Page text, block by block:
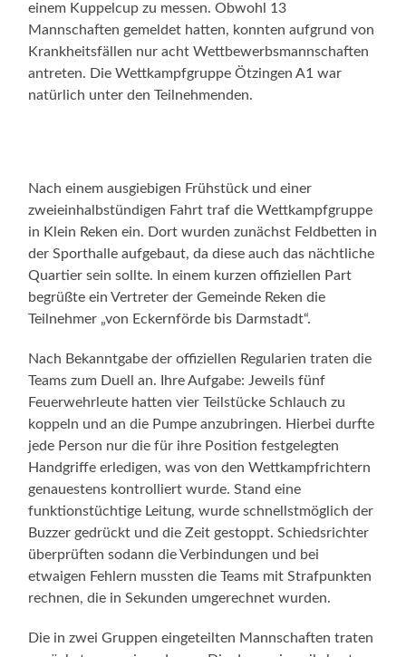
einem Kuppelcup zu messen. Obwohl 13
Mannschaften gemeldet hatten, konnten aufgrund von
Krankheitsfällen nur acht Wettbewerbsmannschaften
antreten. Die Wettkampfgruppe Ötzingen A1 war
natürlich unter den Teilnehmenden.
Nach einem ausgiebigen Frühstück und einer
zweieinhalbstündigen Fahrt traf die Wettkampfgruppe
in Klein Reken ein. Dort wurden zunächst Feldbetten in
der Sporthalle aufgebaut, da diese auch das nächtliche
Quartier sein sollte. In einem kurzen offiziellen Part
begrüßte ein Vertreter der Gemeinde Reken die
Teilnehmer „von Eckernförde bis Darmstadt“.
Nach Bekanntgabe der offiziellen Regularien traten die
Teams zum Duell an. Ihre Aufgabe: Jeweils fünf
Feuerwehrleute hatten vier Teilstücke Schlauch zu
koppeln und an die Pumpe anzubringen. Hierbei durfte
jede Person nur die für ihre Position festgelegten
Handgriffe erledigen, was von den Wettkampfrichtern
genauestens kontrolliert wurde. Stand eine
funktionstüchtige Leitung, wurde schnellstmöglich der
Buzzer gedrückt und die Zeit gestoppt. Schiedsrichter
überprüften sodann die Verbindungen und bei
etwaigen Fehlern mussten die Teams mit Strafpunkten
rechnen, die in Sekunden umgerechnet wurden.
Die in zwei Gruppen eingeteilten Mannschaften traten